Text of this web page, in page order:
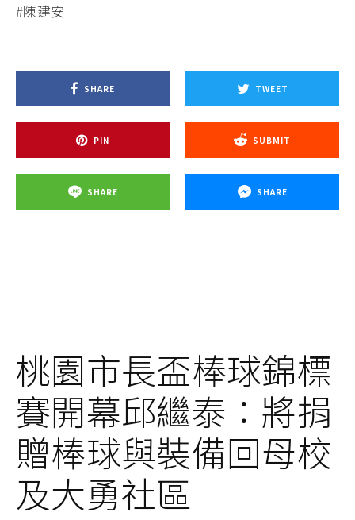
#陳建安
SHARE TWEET
PIN SUBMIT
SHARE SHARE
桃園市長盃棒球錦標
賽開幕邱繼泰：將捐
贈棒球與裝備回母校
及大勇社區